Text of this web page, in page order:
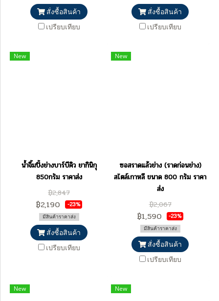
สั่งซื้อสินค้า
เปรียบเทียบ
สั่งซื้อสินค้า
เปรียบเทียบ
New
น้ำจิ้มปิ้งย่างบาร์บีคิว ยากินิกุ
850กรัม ราคาส่ง
฿2,847
฿2,190 -23%
มีสินค้าราคาส่ง
สั่งซื้อสินค้า
เปรียบเทียบ
New
ซอสราดแล้วย่าง (ราดก่อนย่าง)
สไตล์เกาหลี ขนาด 800 กรัม ราคา
ส่ง
฿2,067
฿1,590 -23%
มีสินค้าราคาส่ง
สั่งซื้อสินค้า
เปรียบเทียบ
New New